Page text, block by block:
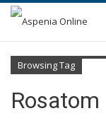
Browsing Tag
Rosatom